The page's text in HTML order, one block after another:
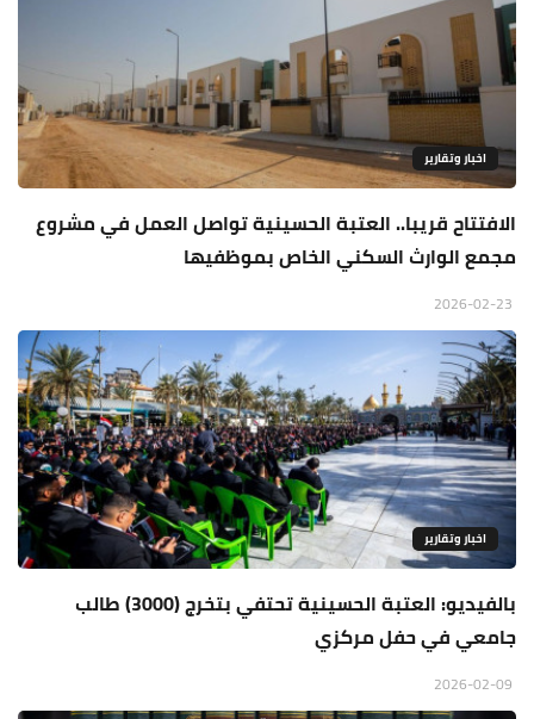
اخبار وتقارير
الافتتاح قريبا.. العتبة الحسينية تواصل العمل في مشروع
مجمع الوارث السكني الخاص بموظفيها
اخبار وتقارير
بالفيديو: العتبة الحسينية تحتفي بتخرج (3000) طالب
جامعي في حفل مركزي